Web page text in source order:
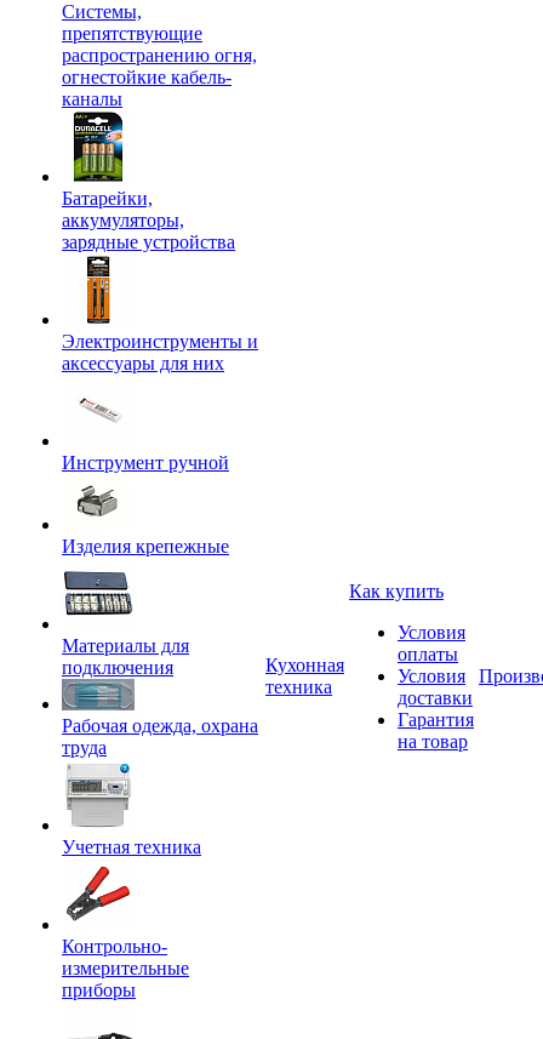
Системы,
препятствующие
распространению огня,
огнестойкие кабель-
каналы
Батарейки,
аккумуляторы,
зарядные устройства
Электроинструменты и
аксессуары для них
Инструмент ручной
Изделия крепежные
Материалы для
подключения
Рабочая одежда, охрана
труда
Учетная техника
Контрольно-
измерительные
приборы
Кухонная
техника
Как купить
Условия
оплаты
Условия
доставки
Гарантия
на товар